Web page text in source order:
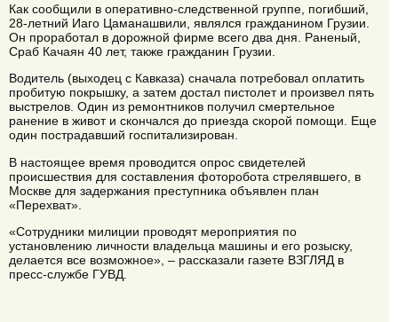
Как сообщили в оперативно-следственной группе, погибший,
28-летний Иаго Цаманашвили, являлся гражданином Грузии.
Он проработал в дорожной фирме всего два дня. Раненый,
Сраб Качаян 40 лет, также гражданин Грузии.
Водитель (выходец с Кавказа) сначала потребовал оплатить
пробитую покрышку, а затем достал пистолет и произвел пять
выстрелов. Один из ремонтников получил смертельное
ранение в живот и скончался до приезда скорой помощи. Еще
один пострадавший госпитализирован.
В настоящее время проводится опрос свидетелей
происшествия для составления фоторобота стрелявшего, в
Москве для задержания преступника объявлен план
«Перехват».
«Сотрудники милиции проводят мероприятия по
установлению личности владельца машины и его розыску,
делается все возможное», – рассказали газете ВЗГЛЯД в
пресс-службе ГУВД.